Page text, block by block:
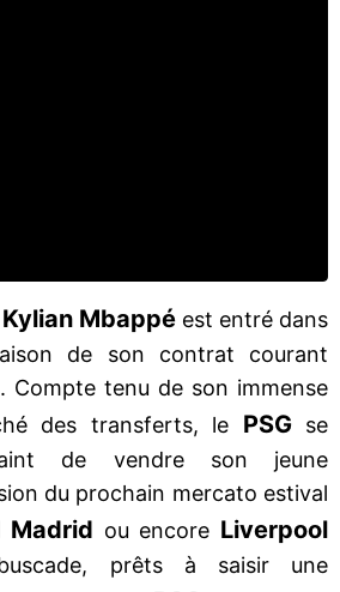
Kylian Mbappé est entré dans
de son contrat courant
Compte tenu de son immense
des transferts, le PSGse
de vendre son jeune
du prochain mercato estival
Madrid ou encore Liverpool
prêts à saisir une